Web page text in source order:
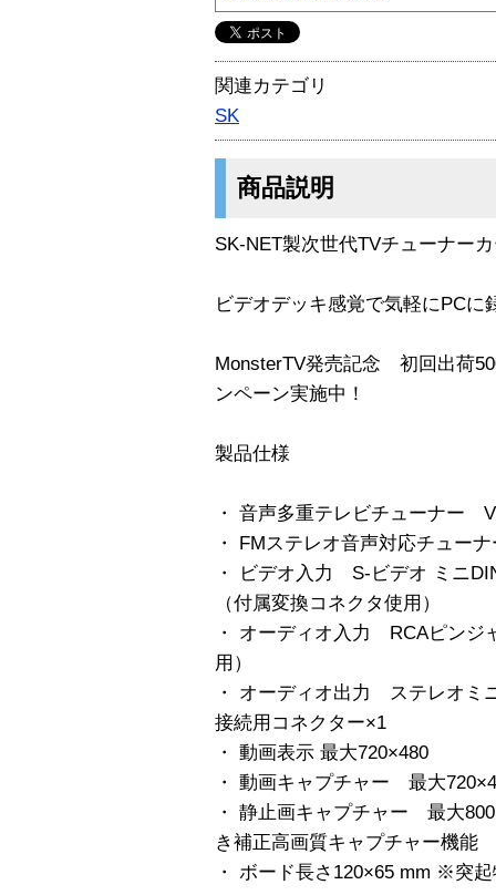
関連カテゴリ
SK
商品説明
SK-NET製次世代TVチューナー
ビデオデッキ感覚で気軽にPCに
MonsterTV発売記念 初回出荷
ンペーン実施中！
製品仕様
・ 音声多重テレビチューナー
・ FMステレオ音声対応チュー
・ ビデオ入力 S-ビデオ ミニ
（付属変換コネクタ使用）
・ オーディオ入力 RCAピンジ
用）
・ オーディオ出力 ステレオミ
接続用コネクター×1
・ 動画表示 最大720×480
・ 動画キャプチャー 最大
・ 静止画キャプチャー 最大
き補正高画質キャプチャー機能
・ ボード長さ120×65 mm ※突